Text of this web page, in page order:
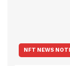
NFT NEWS